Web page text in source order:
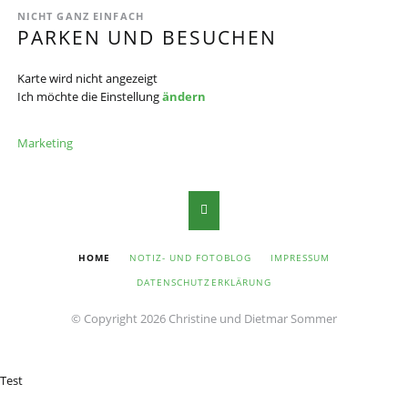
NICHT GANZ EINFACH
PARKEN UND BESUCHEN
Karte wird nicht angezeigt
Ich möchte die Einstellungändern
Marketing
NAVIGATION
HOME NOTIZ- UND FOTOBLOG
IMPRESSUM
DATENSCHUTZERKLÄRUNG
© Copyright 2026 Christine und Dietmar Sommer
Test